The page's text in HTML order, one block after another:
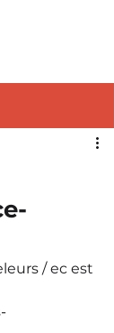
/ ec est